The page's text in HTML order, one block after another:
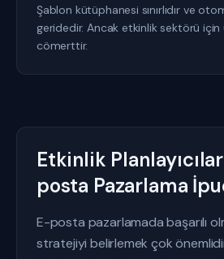
Şablon kütüphanesi sınırlıdır ve
geridedir. Ancak etkinlik sektörü
cömerttir.
Etkinlik
posta Pazarlama
E-posta pazarlamada başarılı
stratejiyi belirlemek çok